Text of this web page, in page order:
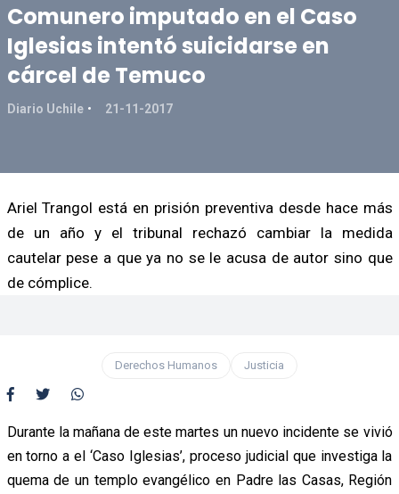
Comunero imputado en el Caso
Iglesias intentó suicidarse en
cárcel de Temuco
Diario Uchile 21-11-2017
Ariel Trangol está en prisión preventiva desde hace más
de un año y el tribunal rechazó cambiar la medida
cautelar pese a que ya no se le acusa de autor sino que
de cómplice.
Derechos Humanos Justicia
Durante la mañana de este martes un nuevo incidente se vivió
en torno a el ‘Caso Iglesias’, proceso judicial que investiga la
quema de un templo evangélico en Padre las Casas, Región